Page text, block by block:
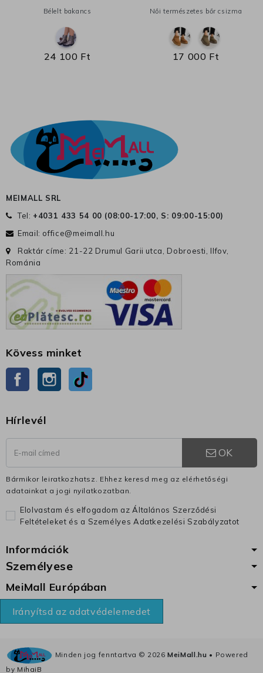
Bélelt bakancs
24 100 Ft
Női természetes bőr csizma
17 000 Ft
MEIMALL SRL
Tel: +4031 433 54 00 (08:00-17:00, S: 09:00-15:00)
Email: office@meimall.hu
Raktár címe: 21-22 Drumul Garii utca, Dobroesti, Ilfov,
Románia
Kövess minket
Facebook Instagram
Hírlevél
OK
Bármikor leiratkozhatsz. Ehhez keresd meg az elérhetőségi
adatainkat a jogi nyilatkozatban.
Elolvastam és elfogadom az Általános Szerződési
Feltételeket és a Személyes Adatkezelési Szabályzatot
Információk
Személyese
MeiMall Európában
Irányítsd az adatvédelemedet
Minden jog fenntartva © 2026MeiMall.hu • Powered
by MihaiB